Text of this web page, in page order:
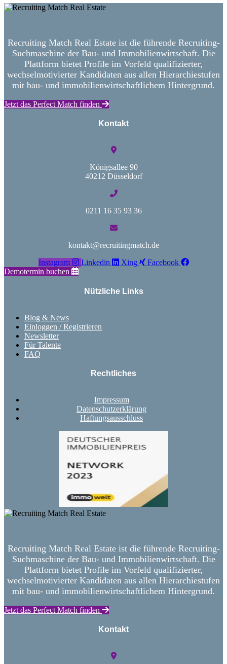
Recruiting Match Real Estate ist die führende Recruiting-
Suchmaschine der Bau- und Immobilienwirtschaft. Die
Plattform bietet Profile im Vorfeld qualifizierter,
wechselmotivierter Kandidaten aus allen Hierarchiestufen
mit bau- und immobilienwirtschaftlichem Hintergrund.
Jetzt das Perfect Match finden
Kontakt
Königsallee 90
40212 Düsseldorf
0211 16 35 93 36
kontakt@recruitingmatch.de
Instagram
Linkedin Xing
Facebook
Demotermin buchen
Nützliche Links
Blog & News
Einloggen / Registrieren
Newsletter
Für Talente
FAQ
Rechtliches
Impressum
Datenschutzerklärung
Haftungsausschluss
Recruiting Match Real Estate ist die führende Recruiting-
Suchmaschine der Bau- und Immobilienwirtschaft. Die
Plattform bietet Profile im Vorfeld qualifizierter,
wechselmotivierter Kandidaten aus allen Hierarchiestufen
mit bau- und immobilienwirtschaftlichem Hintergrund.
Jetzt das Perfect Match finden
Kontakt